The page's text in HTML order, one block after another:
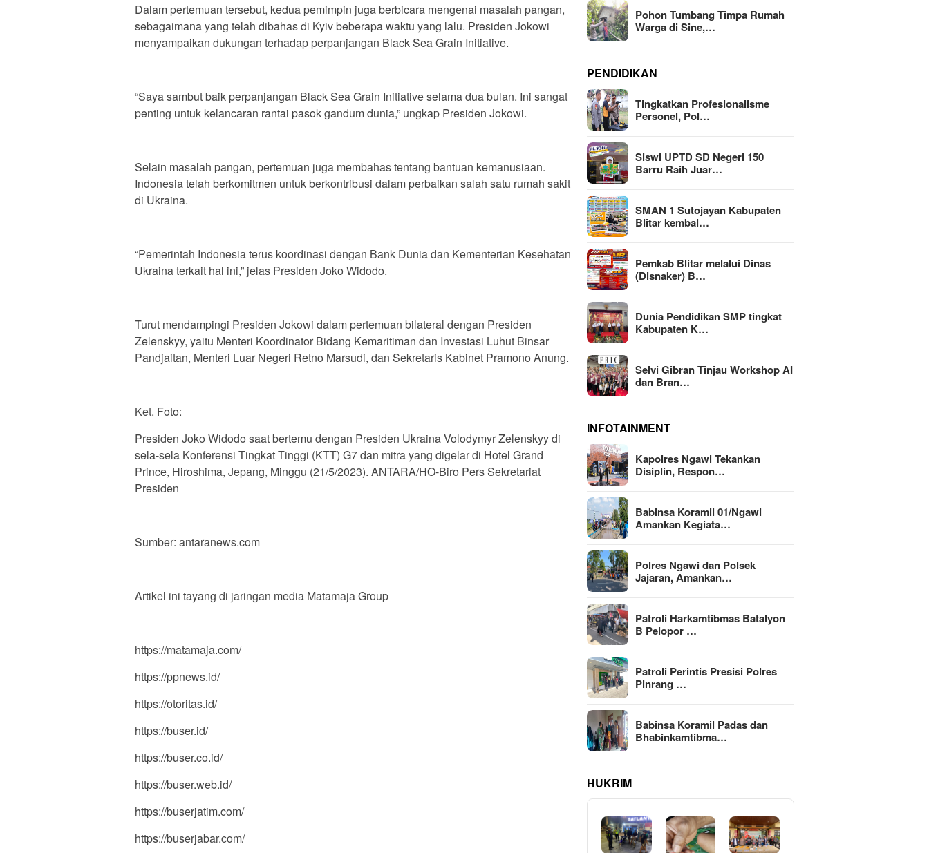
Dalam pertemuan tersebut, kedua pemimpin juga berbicara mengenai masalah pangan,
sebagaimana yang telah dibahas di Kyiv beberapa waktu yang lalu. Presiden Jokowi
menyampaikan dukungan terhadap perpanjangan Black Sea Grain Initiative.
“Saya sambut baik perpanjangan Black Sea Grain Initiative selama dua bulan. Ini sangat
penting untuk kelancaran rantai pasok gandum dunia,” ungkap Presiden Jokowi.
Selain masalah pangan, pertemuan juga membahas tentang bantuan kemanusiaan.
Indonesia telah berkomitmen untuk berkontribusi dalam perbaikan salah satu rumah sakit
di Ukraina.
“Pemerintah Indonesia terus koordinasi dengan Bank Dunia dan Kementerian Kesehatan
Ukraina terkait hal ini,” jelas Presiden Joko Widodo.
Turut mendampingi Presiden Jokowi dalam pertemuan bilateral dengan Presiden
Zelenskyy, yaitu Menteri Koordinator Bidang Kemaritiman dan Investasi Luhut Binsar
Pandjaitan, Menteri Luar Negeri Retno Marsudi, dan Sekretaris Kabinet Pramono Anung.
Ket. Foto:
Presiden Joko Widodo saat bertemu dengan Presiden Ukraina Volodymyr Zelenskyy di
sela-sela Konferensi Tingkat Tinggi (KTT) G7 dan mitra yang digelar di Hotel Grand
Prince, Hiroshima, Jepang, Minggu (21/5/2023). ANTARA/HO-Biro Pers Sekretariat
Presiden
Sumber: antaranews.com
Artikel ini tayang di jaringan media Matamaja Group
https://matamaja.com/
https://ppnews.id/
https://otoritas.id/
https://buser.id/
https://buser.co.id/
https://buser.web.id/
https://buserjatim.com/
https://buserjabar.com/
Pohon Tumbang Timpa Rumah
Warga di Sine,…
PENDIDIKAN
Tingkatkan Profesionalisme
Personel, Pol…
Siswi UPTD SD Negeri 150
Barru Raih Juar…
SMAN 1 Sutojayan Kabupaten
Blitar kembal…
Pemkab Blitar melalui Dinas
(Disnaker) B…
Dunia Pendidikan SMP tingkat
Kabupaten K…
Selvi Gibran Tinjau Workshop AI
dan Bran…
INFOTAINMENT
Kapolres Ngawi Tekankan
Disiplin, Respon…
Babinsa Koramil 01/Ngawi
Amankan Kegiata…
Polres Ngawi dan Polsek
Jajaran, Amankan…
Patroli Harkamtibmas Batalyon
B Pelopor …
Patroli Perintis Presisi Polres
Pinrang …
Babinsa Koramil Padas dan
Bhabinkamtibma…
HUKRIM